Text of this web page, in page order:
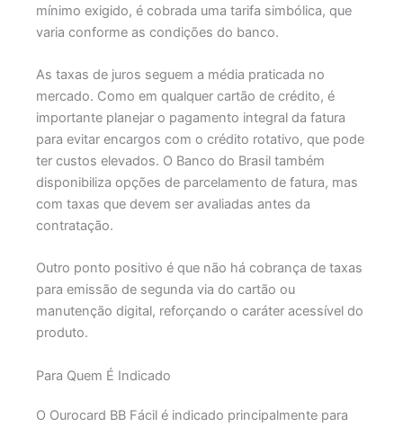
mínimo exigido, é cobrada uma tarifa simbólica, que
varia conforme as condições do banco.
As taxas de juros seguem a média praticada no
mercado. Como em qualquer cartão de crédito, é
importante planejar o pagamento integral da fatura
para evitar encargos com o crédito rotativo, que pode
ter custos elevados. O Banco do Brasil também
disponibiliza opções de parcelamento de fatura, mas
com taxas que devem ser avaliadas antes da
contratação.
Outro ponto positivo é que não há cobrança de taxas
para emissão de segunda via do cartão ou
manutenção digital, reforçando o caráter acessível do
produto.
Para Quem É Indicado
O Ourocard BB Fácil é indicado principalmente para